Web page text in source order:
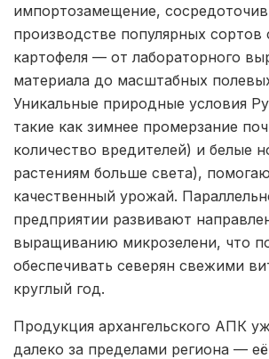
импортозамещение, сосредоточив
производстве популярных сортов
картофеля — от лабораторного
материала до масштабных
Уникальные природные условия
такие как зимнее промерзание
количество вредителей) и белые
растениям больше света),
качественный урожай.
предприятии развивают
выращиванию микрозелени, что
обеспечивать северян свежими
круглый год.
Продукция архангельского АПК
далеко за пределами региона —